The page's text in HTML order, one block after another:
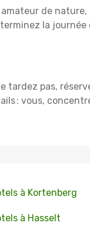
de
la
tardez pas,
: vous,
à Kortenberg
à Hasselt